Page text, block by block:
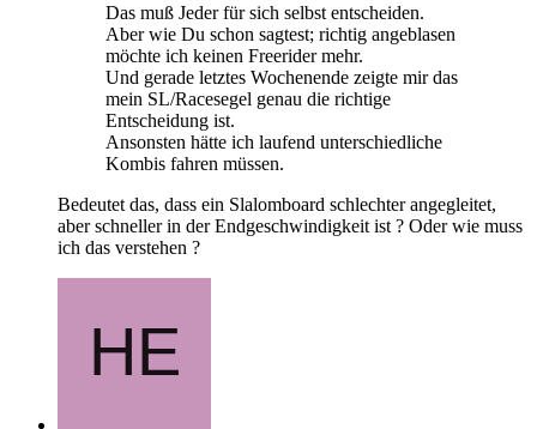
Das muß Jeder für sich selbst entscheiden.
Aber wie Du schon sagtest; richtig angeblasen
möchte ich keinen Freerider mehr.
Und gerade letztes Wochenende zeigte mir das
mein SL/Racesegel genau die richtige
Entscheidung ist.
Ansonsten hätte ich laufend unterschiedliche
Kombis fahren müssen.
Bedeutet das, dass ein Slalomboard schlechter angegleitet,
aber schneller in der Endgeschwindigkeit ist ? Oder wie muss
ich das verstehen ?